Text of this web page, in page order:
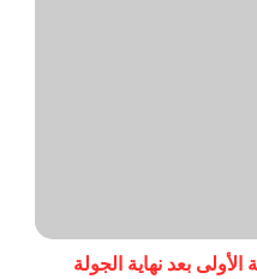
بعد نهاية الجولة